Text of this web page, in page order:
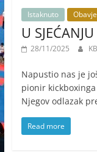
Istaknuto
U
28/11/2025
Napustio nas je
pionir
Njegov odlazak
Read more